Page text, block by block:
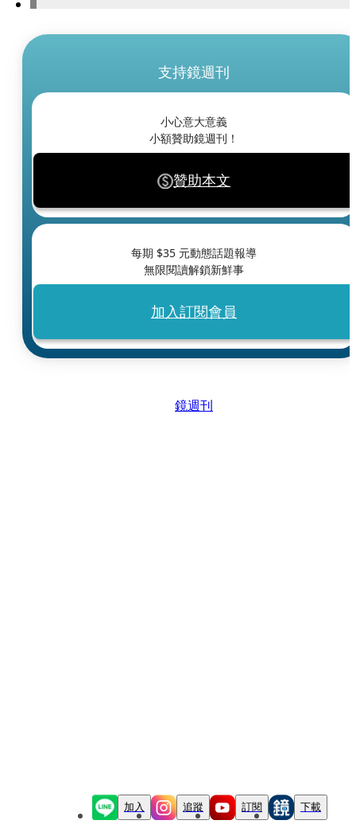
支持鏡週刊
小心意大意義
小額贊助鏡週刊！
贊助本文
每期 $35 元動態話題報導
無限閱讀解鎖新鮮事
加入訂閱會員
鏡週刊
加入 追蹤 訂閱 下載